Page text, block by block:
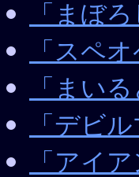
「まぼ
「スペ
「まい
「デビ
「アイ